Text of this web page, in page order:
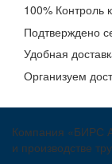
100% Контроль
Подтверждено
Удобная
Организуем
Компания «БИРС
и производстве